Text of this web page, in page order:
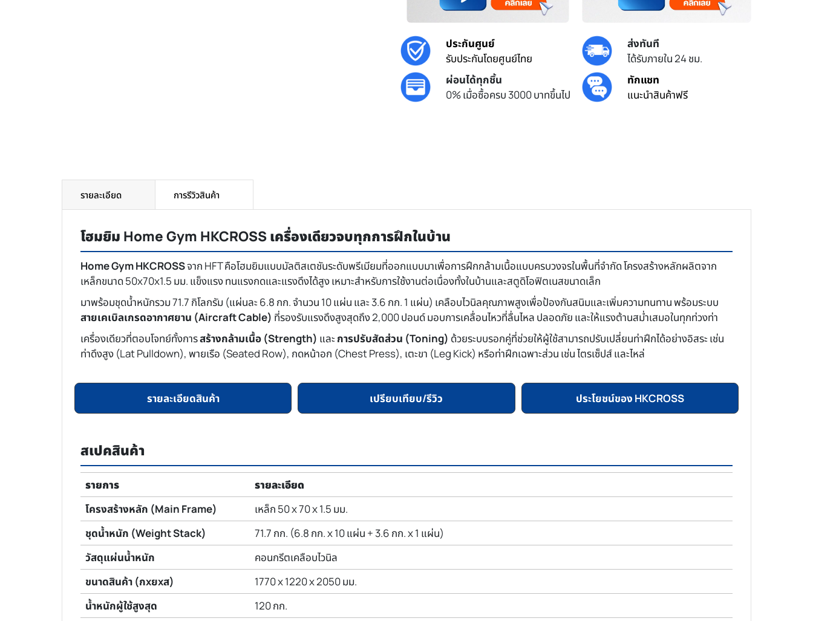
ประกันศูนย์
รับประกันโดยศูนย์ไทย
ส่งทันที
ได้รับภายใน 24 ชม.
ผ่อนได้ทุกชิ้น
0% เมื่อซื้อครบ 3000 บาทขึ้นไป
ทักแชท
แนะนำสินค้าฟรี
รายละเอียด
โฮมยิม Home Gym HKCROSS เครื่องเดียวจบทุกการฝึกในบ้าน
Home Gym HKCROSSจาก HFT คือโฮมยิมแบบมัลติสเตชันระดับพรีเมียมที่ออกแบบมาเพื่อการฝึกกล้ามเนื้อแบบครบวงจรในพื้นที่จำกัด โครงสร้างหลักผลิตจาก
เหล็กขนาด 50x70x1.5 มม. แข็งแรง ทนแรงกดและแรงดึงได้สูง เหมาะสำหรับการใช้งานต่อเนื่องทั้งในบ้านและสตูดิโอฟิตเนสขนาดเล็ก
มาพร้อมชุดน้ำหนักรวม 71.7 กิโลกรัม (แผ่นละ 6.8 กก. จำนวน 10 แผ่น และ 3.6 กก. 1 แผ่น) เคลือบไวนิลคุณภาพสูงเพื่อป้องกันสนิมและเพิ่มความทนทาน พร้อมระบบ
สายเคเบิลเกรดอากาศยาน (Aircraft Cable) ที่รองรับแรงดึงสูงสุดถึง 2,000 ปอนด์ มอบการเคลื่อนไหวที่ลื่นไหล ปลอดภัย และให้แรงต้านสม่ำเสมอในทุกท่วงท่า
เครื่องเดียวที่ตอบโจทย์ทั้งการสร้างกล้ามเนื้อ (Strength) และ การปรับสัดส่วน (Toning) ด้วยระบบรอกคู่ที่ช่วยให้ผู้ใช้สามารถปรับเปลี่ยนท่าฝึกได้อย่างอิสระ เช่น
ท่าดึงสูง (Lat Pulldown), พายเรือ (Seated Row), กดหน้าอก (Chest Press), เตะขา (Leg Kick) หรือท่าฝึกเฉพาะส่วน เช่น ไตรเซ็ปส์ และไหล่
รายละเอียดสินค้า เปรียบเทียบ/รีวิว ประโยชน์ของ HKCROSS
สเปคสินค้า
รายการ
รายละเอียด
โครงสร้างหลัก (Main Frame)
เหล็ก 50 x 70 x 1.5 มม.
ชุดน้ำหนัก (Weight Stack)
71.7 กก. (6.8 กก. x 10 แผ่น + 3.6 กก. x 1 แผ่น)
วัสดุแผ่นน้ำหนัก
คอนกรีตเคลือบไวนิล
ขนาดสินค้า (กxยxส)
1770 x 1220 x 2050 มม.
น้ำหนักผู้ใช้สูงสุด
120 กก.
การรีวิวสินค้า